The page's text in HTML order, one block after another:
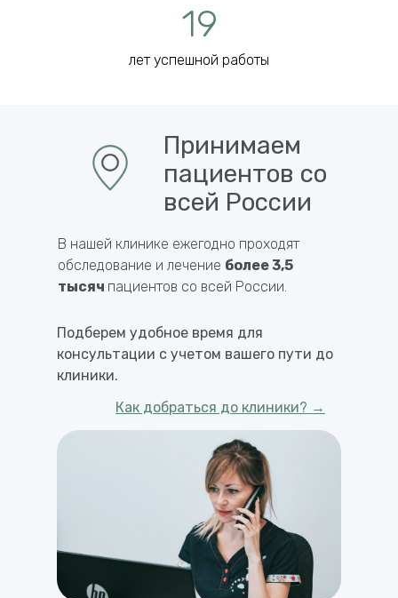
19
лет успешной работы
Принимаем
пациентов со
всей России
В нашей клинике ежегодно проходят
обследование и лечение более 3,5
тысяч пациентов со всей России.
Подберем удобное время для
консультации с учетом вашего пути до
клиники.
Как добраться до клиники? →